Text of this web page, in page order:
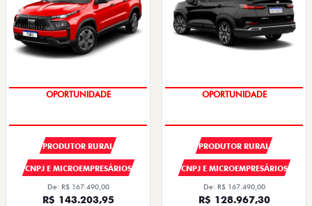
SUPER DESCONTO
PRODUTOR RURAL
CNPJ E MICROEMPRESÁRIOS
De: R$ 167.490,00
R$ 143.203,95
SUPER DESCONTO
PRODUTOR RURAL
CNPJ E MICROEMPRESÁRIOS
De: R$ 167.490,00
R$ 128.967,30